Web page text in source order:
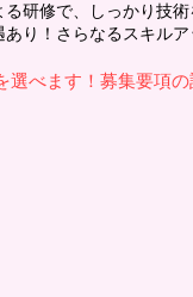
研修で、しっかり技術
り！さらなるスキル
べます！​募集要項の